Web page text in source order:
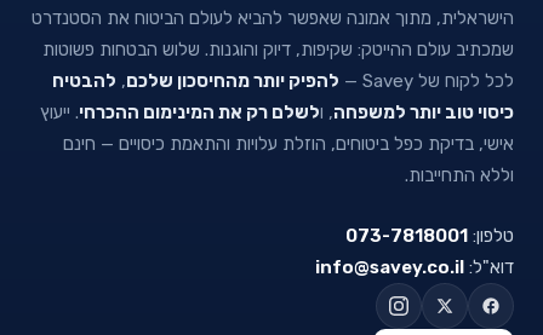
הישראלית, מתוך אמונה שאפשר להביא לעולם הביטוח את הסטנדרט
שמכתיב עולם ההייטק: שקיפות, דיוק והוגנות. שלוש הבטחות פשוטות
לכל לקוח של Savey —
להפיק יותר מהחיסכון שלכם, להבטיח
כיסוי טוב יותר למשפחה, ולשלם רק את המינימום ההכרחי. ייעוץ
אישי, בדיקת כפל ביטוחים, הוזלת עלויות והתאמת כיסויים — חינם
וללא התחייבות.
טלפון: 073-7818001
דוא"ל: info@savey.co.il